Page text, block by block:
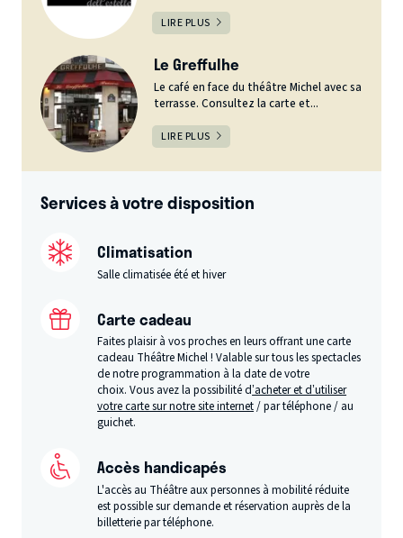
LIRE PLUS
Le Greffulhe
Le café en face du théâtre Michel avec sa
terrasse. Consultez la carte et...
LIRE PLUS
Services à votre disposition
Climatisation
Salle climatisée été et hiver
Carte cadeau
Faites plaisir à vos proches en leurs offrant une carte
cadeau Théâtre Michel ! Valable sur tous les spectacles
de notre programmation à la date de votre
choix. Vous avez la possibilité d’acheter et d’utiliser
votre carte sur notre site internet/ par téléphone / au
guichet.
Accès handicapés
L'accès au Théâtre aux personnes à mobilité réduite
est possible sur demande et réservation auprès de la
billetterie par téléphone.